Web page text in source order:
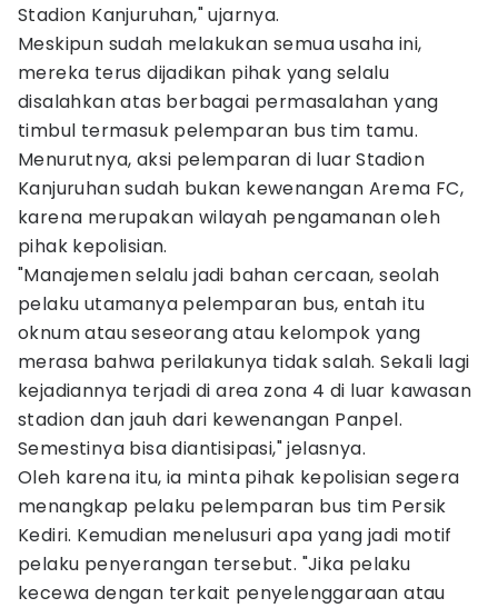
Stadion Kanjuruhan," ujarnya.
Meskipun sudah melakukan semua usaha ini,
mereka terus dijadikan pihak yang selalu
disalahkan atas berbagai permasalahan yang
timbul termasuk pelemparan bus tim tamu.
Menurutnya, aksi pelemparan di luar Stadion
Kanjuruhan sudah bukan kewenangan Arema FC,
karena merupakan wilayah pengamanan oleh
pihak kepolisian.
"Manajemen selalu jadi bahan cercaan, seolah
pelaku utamanya pelemparan bus, entah itu
oknum atau seseorang atau kelompok yang
merasa bahwa perilakunya tidak salah. Sekali lagi
kejadiannya terjadi di area zona 4 di luar kawasan
stadion dan jauh dari kewenangan Panpel.
Semestinya bisa diantisipasi," jelasnya.
Oleh karena itu, ia minta pihak kepolisian segera
menangkap pelaku pelemparan bus tim Persik
Kediri. Kemudian menelusuri apa yang jadi motif
pelaku penyerangan tersebut. "Jika pelaku
kecewa dengan terkait penyelenggaraan atau